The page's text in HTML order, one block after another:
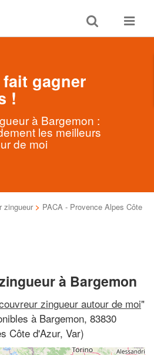
Toggle
search
Toggle
gagner
!
à Bargemon :
les meilleurs
de moi
zingueur > PACA - Provence Alpes Côte
à Bargemon
zingueur autour de moi"
à Bargemon, 83830
Côte d'Azur, Var)